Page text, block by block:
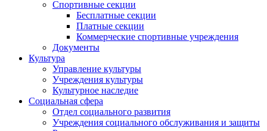
Спортивные секции
Бесплатные секции
Платные секции
Коммерческие спортивные учреждения
Документы
Культура
Управление культуры
Учреждения культуры
Культурное наследие
Социальная сфера
Отдел социального развития
Учреждения социального обслуживания и защиты